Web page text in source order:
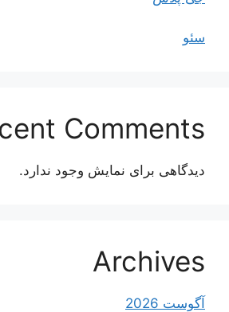
سئو
Comments
دیدگاهی برای نمایش وجود ندارد.
Archives
آگوست 2026